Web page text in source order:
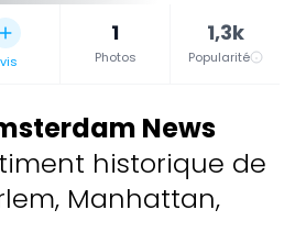
1
Photos
1,3k
Popularité
News
historique de
Manhattan,